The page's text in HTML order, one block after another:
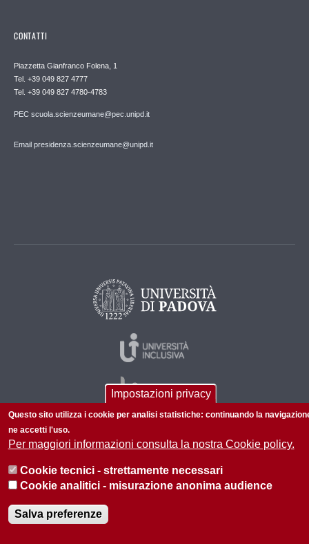
CONTATTI
Piazzetta Gianfranco Folena, 1
Tel. +39 049 827 4777
Tel. +39 049 827 4780-4783
PEC scuola.scienzeumane@pec.unipd.it
Email presidenza.scienzeumane@unipd.it
© 2026 Università di Padova - Tutti i diritti riservati
P.I. 00742430283 C.F. 80006480281
Informazioni sul sito Privacy policy
Impostazioni privacy
Questo sito utilizza i cookie per analisi statistiche: continuando la
ne accetti l'uso.
Per maggiori informazioni consulta la nostra Cookie policy.
Cookie tecnici - strettamente necessari
Cookie analitici - misurazione anonima audience
Salva preferenze